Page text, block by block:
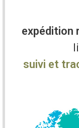
expédition
suivi et